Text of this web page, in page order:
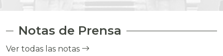
Notas de Prensa
Ver todas las notas